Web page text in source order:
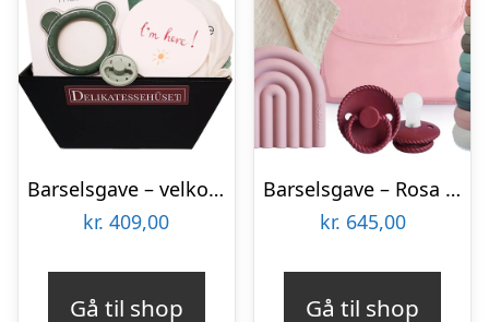
Barselsgave – velkommen til verden babyboy
kr. 409,00
Gå til shop
Barselsgave – Rosa rygsæk kvalitetsforkælelse til den lille ny
kr. 645,00
Gå til shop